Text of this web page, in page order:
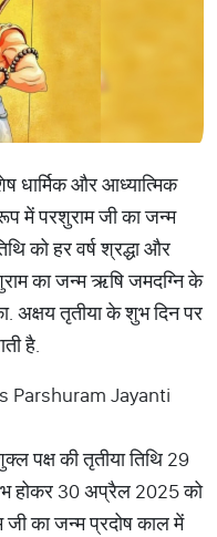
धार्मिक और आध्यात्मिक
में परशुराम जी का जन्म
को हर वर्ष श्रद्धा और
का जन्म ऋषि जमदग्नि के
अक्षय तृतीया के शुभ दिन पर
है.
Parshuram Jayanti
पक्ष की तृतीया तिथि 29
होकर 30 अप्रैल 2025 को
जी का जन्म प्रदोष काल में